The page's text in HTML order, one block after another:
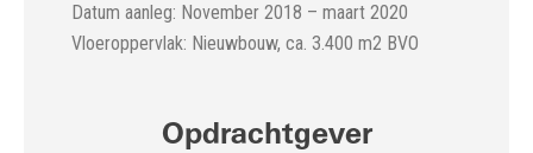
Datum aanleg: November 2018 – maart 2020
Vloeroppervlak: Nieuwbouw, ca. 3.400 m2 BVO
Opdrachtgever